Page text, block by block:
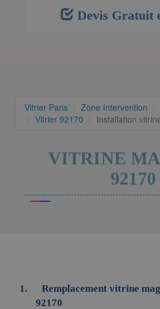
Devis Gratuit
Vitrier Paris Zone Intervention
Vitrier 92170
Installation
VITRINE
92170
Remplacement vitrine
92170